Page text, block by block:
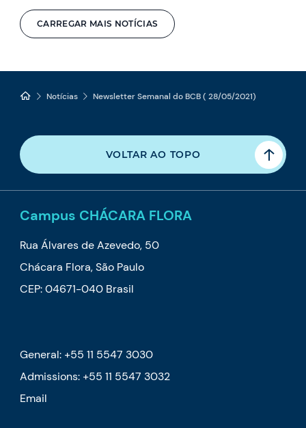
CARREGAR MAIS NOTÍCIAS
Notícias Newsletter Semanal do BCB ( 28/05/2021)
VOLTAR AO TOPO
Campus CHÁCARA FLORA
Rua Álvares de Azevedo, 50
Chácara Flora, São Paulo
CEP: 04671-040 Brasil
General: +55 11 5547 3030
Admissions: +55 11 5547 3032
Email